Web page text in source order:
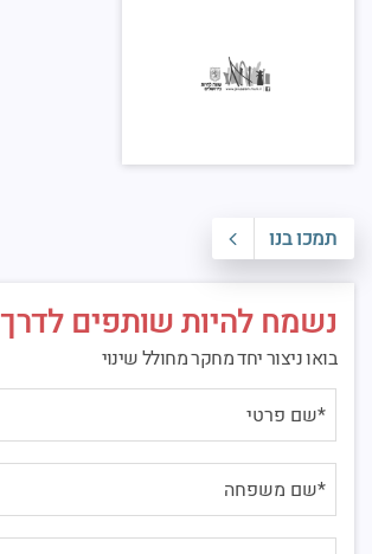
תמכו בנו
נשמח להיות שותפים לדרך
בואו ניצור יחד מחקר מחולל שינוי